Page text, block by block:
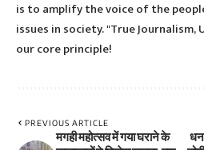
is to amplify the voice of the
issues in society. "True Journalism,
our core principle!
PREVIOUS ARTICLE
मगही महोत्सव में गया घराने के